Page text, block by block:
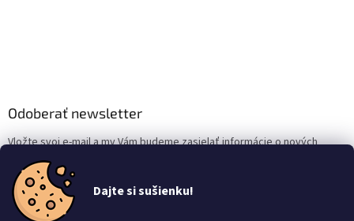
Dajte si sušienku!
Odoberať newsletter
Vložte svoj e-mail a my Vám budeme zasielať informácie o nových
produktoch na našom e-shope.
Email